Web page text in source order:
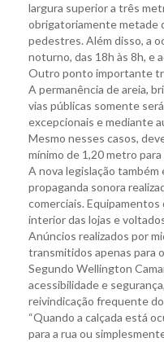
largura superior a três
obrigatoriamente metade
pedestres. Além disso, a
noturno, das 18h às 8h, e
Outro ponto importante
A permanência de areia,
vias públicas somente
excepcionais e mediante
Mesmo nesses casos,
mínimo de 1,20 metro
A nova legislação também
propaganda sonora
comerciais.
interior das lojas e
Anúncios realizados por
transmitidos apenas para
Segundo Wellington
acessibilidade e
reivindicação frequente
“Quando a calçada está
para a rua ou